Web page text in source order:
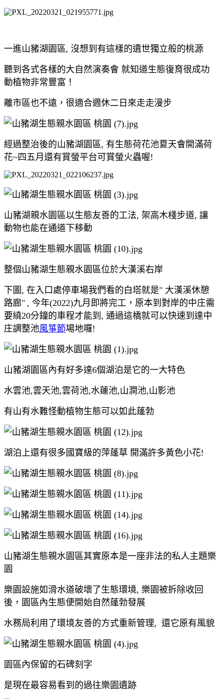
一進山豬湖園區, 沒想到有這樣的遺世獨立般的桃源
聽到各式各樣的大自然演奏會 就知道生態復育很成功
動植物非常豐富！
離市區也不遠，很適合週休二日來走走漫步
經過整治後的山豬湖園區, 有生態荷花池夏天會開滿荷
花~四五月還有賞螢平台可賞螢火蟲喔!
山豬湖親水園區以生態友善的工法, 架高木棧步道, 讓
動物也能在通道下移動
整個山豬湖生態親水園區位於大漢溪右岸
下圖, 在入口處停車場我們看的白塔就是" 大漢溪休憩
路廊" , 今年(2022)九月即將完工，原本到對岸的中庄需
要繞20分鐘的車程才能到, 通過這橋就可以快速到達中
庄調整池風箏節場地囉!
山豬湖園區內有好多達6個湖泊是它的一大特色
水雲池,雲天池,雲荷池,水蓮池,山澗池,山影池
有山有水難怪動植物生態可以如此蓬勃
湖泊上還有很多國寶級的萍蓬草 開滿許多黃色小花!
山豬湖生態親水園區其實原本是一座非法的私人主題樂
園
樂園設施如滑水道破壞了生態環境, 樂園被拆除收回
後，園區內生態便開始自然蓬勃發展
水務局利用了環境友善的方式重新管理, 還它原有風貌
園區內保留的石碑刻字
是現在最容易看到的過往樂園遺跡